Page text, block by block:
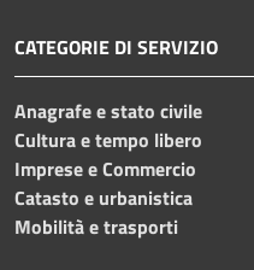
CATEGORIE DI SERVIZIO
Anagrafe e stato civile
Cultura e tempo libero
Imprese e Commercio
Catasto e urbanistica
Mobilità e trasporti